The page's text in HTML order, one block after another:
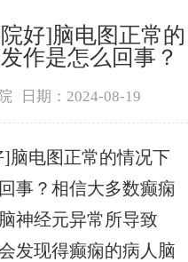
好]脑电图正常的
作是怎么回事？
日期：2024-08-19
脑电图正常的情况下
事？相信大多数癫痫
神经元异常所导致
发现得癫痫的病人脑